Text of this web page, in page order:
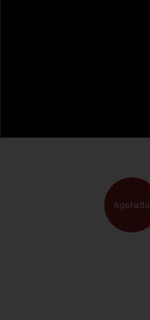
Agotado